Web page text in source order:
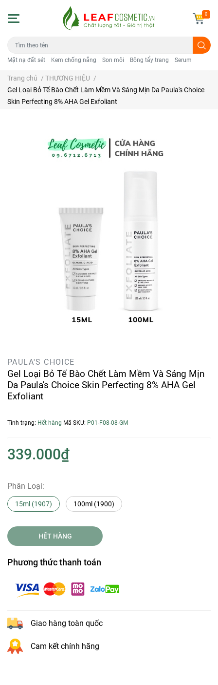
Mặt nạ đất sét Kem chống nắng Son môi Bông tẩy trang Serum
0
Trang chủ / THƯƠNG HIỆU /
Gel Loại Bỏ Tế Bào Chết Làm Mềm Và Sáng Mịn Da Paula's Choice
Skin Perfecting 8% AHA Gel Exfoliant
PAULA'S CHOICE
Gel Loại Bỏ Tế Bào Chết Làm Mềm Và Sáng Mịn
Da Paula's Choice Skin Perfecting 8% AHA Gel
Exfoliant
Tình trạng: Hết hàng Mã SKU: P01-F08-08-GM
339.000₫
Phân Loại:
15ml (1907) 100ml (1900)
HẾT HÀNG
Phương thức thanh toán
Giao hàng toàn quốc
Cam kết chính hãng